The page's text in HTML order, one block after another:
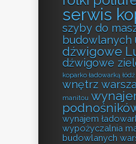
serwis
szyby do
budowlanych
dźwigowe
dźwigowe
koparko ładowarką łódź
wnętrz
manitou
wynajem
wypożyczalnia
budowlanych